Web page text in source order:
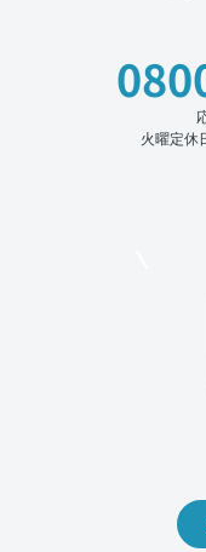
火曜定休